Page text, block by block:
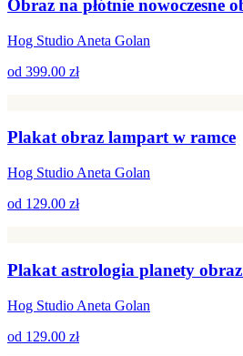
Obraz na płótnie nowoczesne
Hog Studio Aneta Golan
od 399.00 zł
Plakat obraz lampart w ramce
Hog Studio Aneta Golan
od 129.00 zł
Plakat astrologia planety
Hog Studio Aneta Golan
od 129.00 zł